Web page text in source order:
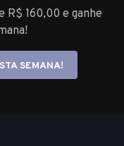
R$ 160,00 e ganhe
SEMANA!